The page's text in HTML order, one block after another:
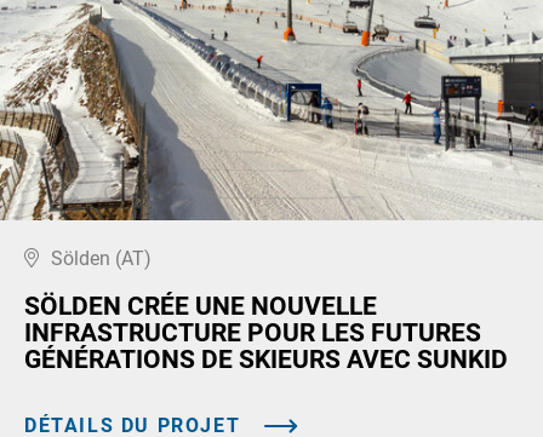
Sölden (AT)
SÖLDEN CRÉE UNE NOUVELLE
INFRASTRUCTURE POUR LES FUTURES
GÉNÉRATIONS DE SKIEURS AVEC SUNKID
DÉTAILS DU PROJET